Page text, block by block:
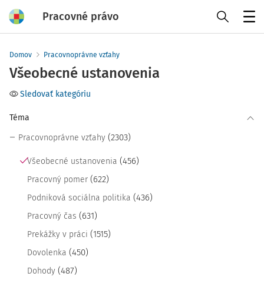
Pracovné právo
Domov Pracovnoprávne vzťahy
Všeobecné ustanovenia
Sledovať kategóriu
Téma
Pracovnoprávne vzťahy (2303)
Všeobecné ustanovenia (456)
Pracovný pomer (622)
Podniková sociálna politika (436)
Pracovný čas (631)
Prekážky v práci (1515)
Dovolenka (450)
Dohody (487)